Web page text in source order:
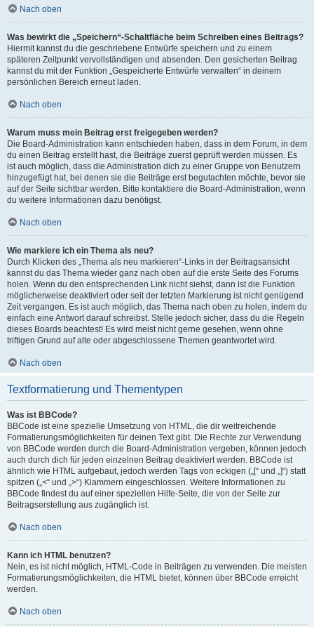
Nach oben
Was bewirkt die „Speichern“-Schaltfläche beim Schreiben eines Beitrags?
Hiermit kannst du die geschriebene Entwürfe speichern und zu einem
späteren Zeitpunkt vervollständigen und absenden. Den gesicherten Beitrag
kannst du mit der Funktion „Gespeicherte Entwürfe verwalten“ in deinem
persönlichen Bereich erneut laden.
Nach oben
Warum muss mein Beitrag erst freigegeben werden?
Die Board-Administration kann entschieden haben, dass in dem Forum, in dem
du einen Beitrag erstellt hast, die Beiträge zuerst geprüft werden müssen. Es
ist auch möglich, dass die Administration dich zu einer Gruppe von Benutzern
hinzugefügt hat, bei denen sie die Beiträge erst begutachten möchte, bevor sie
auf der Seite sichtbar werden. Bitte kontaktiere die Board-Administration, wenn
du weitere Informationen dazu benötigst.
Nach oben
Wie markiere ich ein Thema als neu?
Durch Klicken des „Thema als neu markieren“-Links in der Beitragsansicht
kannst du das Thema wieder ganz nach oben auf die erste Seite des Forums
holen. Wenn du den entsprechenden Link nicht siehst, dann ist die Funktion
möglicherweise deaktiviert oder seit der letzten Markierung ist nicht genügend
Zeit vergangen. Es ist auch möglich, das Thema nach oben zu holen, indem du
einfach eine Antwort darauf schreibst. Stelle jedoch sicher, dass du die Regeln
dieses Boards beachtest! Es wird meist nicht gerne gesehen, wenn ohne
triftigen Grund auf alte oder abgeschlossene Themen geantwortet wird.
Nach oben
Textformatierung und Thementypen
Was ist BBCode?
BBCode ist eine spezielle Umsetzung von HTML, die dir weitreichende
Formatierungsmöglichkeiten für deinen Text gibt. Die Rechte zur Verwendung
von BBCode werden durch die Board-Administration vergeben, können jedoch
auch durch dich für jeden einzelnen Beitrag deaktiviert werden. BBCode ist
ähnlich wie HTML aufgebaut, jedoch werden Tags von eckigen („[“ und „]“) statt
spitzen („<“ und „>“) Klammern eingeschlossen. Weitere Informationen zu
BBCode findest du auf einer speziellen Hilfe-Seite, die von der Seite zur
Beitragserstellung aus zugänglich ist.
Nach oben
Kann ich HTML benutzen?
Nein, es ist nicht möglich, HTML-Code in Beiträgen zu verwenden. Die meisten
Formatierungsmöglichkeiten, die HTML bietet, können über BBCode erreicht
werden.
Nach oben